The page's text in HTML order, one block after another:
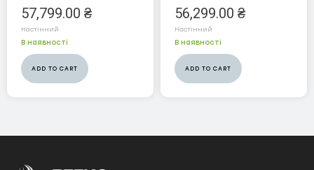
В наявності
57,799.00 ₴
Настінний
ADD TO CART
В наявності
56,299.00 ₴
Настінний
ADD TO CART
COOPER&HUNTER
ELECTROLUX
Конвектори
ELECTROLUX